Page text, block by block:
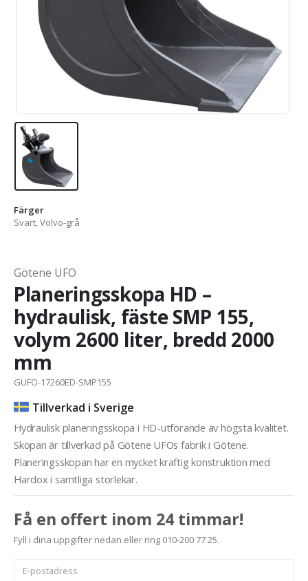
Färger
Svart, Volvo-grå
Götene UFO
Planeringsskopa HD –
hydraulisk, fäste SMP 155,
volym 2600 liter, bredd 2000
mm
GUFO-17260ED-SMP155
Tillverkad i Sverige
Hydraulisk planeringsskopa i HD-utförande av högsta kvalitet.
Skopan är tillverkad på Götene UFOs fabrik i Götene.
Planeringsskopan har en mycket kraftig konstruktion med
Hardox i samtliga storlekar.
Få en offert inom 24 timmar!
Fyll i dina uppgifter nedan eller ring 010-200 77 25.